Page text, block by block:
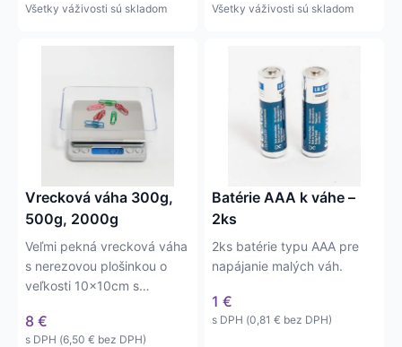
Všetky váživosti sú skladom
5,69 €
Všetky váživosti sú skladom
Vrecková váha 300g,
500g, 2000g
Veľmi pekná vrecková váha
s nerezovou plošinkou o
veľkosti 10x10cm s
2000…
8 €
s DPH (6,50 € bez DPH)
viacero
variantov.
Možnosti
môžete
vybrať
stránke
produktu.
Batérie AAA k váhe –
2ks
2ks batérie typu AAA pre
napájanie malých váh.
1 €
s DPH (0,81 € bez DPH)